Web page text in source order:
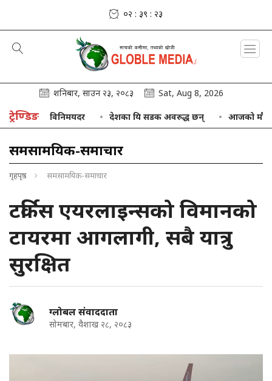
०२ : ३९ : २४
शनिबार, साउन २३, २०८३ Sat, Aug 8, 2026
ट्रेण्डिङविनिमयदर देशका यि सडक अवरुद्ध छन् आजको मौसम :
समसामयिक-समाचार
गृहपृष्ठ समसामयिक-समाचार
टर्किस एयरलाइन्सको विमानको
टायरमा आगलागी, सबै यात्रु
सुरक्षित
ग्लोबल संवाददाता
सोमबार, वैशाख २८, २०८३